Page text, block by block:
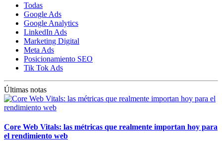
Todas
Google Ads
Google Analytics
LinkedIn Ads
Marketing Digital
Meta Ads
Posicionamiento SEO
Tik Tok Ads
Últimas notas
Core Web Vitals: las métricas que realmente importan hoy para
el rendimiento web